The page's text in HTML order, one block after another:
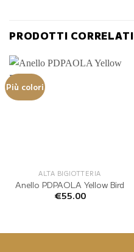
PRODOTTI CORRELATI
Più colori
ALTA BIGIOTTERIA
Anello PDPAOLA Yellow Bird
€55.00